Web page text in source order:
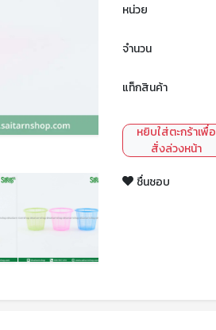
หน่วย
จำนวน
แท็กสินค้า
หยิบใส่ตะกร้าเพื่อ
สั่งล่วงหน้า
ชื่นชอบ